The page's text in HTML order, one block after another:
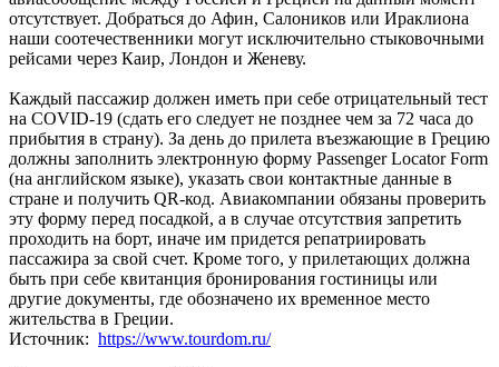
отсутствует. Добраться до Афин, Салоников или Ираклиона
наши соотечественники могут исключительно стыковочными
рейсами через Каир, Лондон и Женеву.
Каждый пассажир должен иметь при себе отрицательный тест
на COVID-19 (сдать его следует не позднее чем за 72 часа до
прибытия в страну). За день до прилета въезжающие в Грецию
должны заполнить электронную форму Passenger Locator Form
(на английском языке), указать свои контактные данные в
стране и получить QR-код. Авиакомпании обязаны проверить
эту форму перед посадкой, а в случае отсутствия запретить
проходить на борт, иначе им придется репатриировать
пассажира за свой счет. Кроме того, у прилетающих должна
быть при себе квитанция бронирования гостиницы или
другие документы, где обозначено их временное место
жительства в Греции.
Источник: https://www.tourdom.ru/